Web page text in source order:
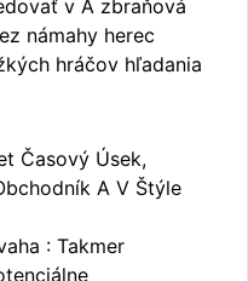
v Å zbraňová
námahy herec
hráčov hľadania
Časový Úsek,
A V Štýle
: Takmer